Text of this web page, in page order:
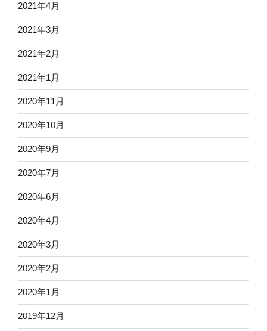
2021年4月
2021年3月
2021年2月
2021年1月
2020年11月
2020年10月
2020年9月
2020年7月
2020年6月
2020年4月
2020年3月
2020年2月
2020年1月
2019年12月